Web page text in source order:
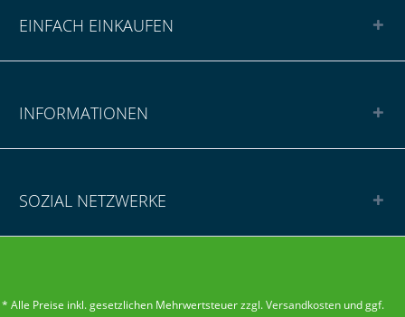
EINFACH EINKAUFEN
INFORMATIONEN
SOZIAL NETZWERKE
* Alle Preise inkl. gesetzlichen Mehrwertsteuer zzgl.Versandkostenund ggf.